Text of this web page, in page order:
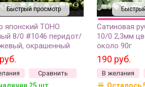
Быстрый просмотр
японский TOHO
8/0 #1046 перидот/
окрашенный
10 грамм
Сравнить
25 шт.
Сатиновая
10/0 2,3мм
около 90г
190 руб.
В желания
Осталось